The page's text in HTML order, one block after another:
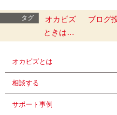
タグ オカビズ ブログ
ときは…
オカビズとは
相談する
サポート事例